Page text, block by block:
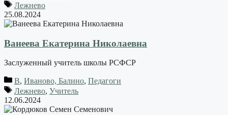
Лежнево
25.08.2024
Ванеева Екатерина Николаевна
Заслуженный учитель школы РСФСР
В, Иваново, Балино, Педагоги
Лежнево, Учитель
12.06.2024